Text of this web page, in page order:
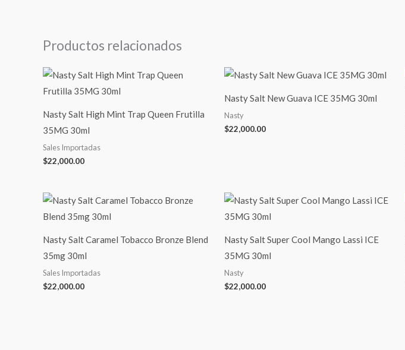
Productos relacionados
Nasty Salt High Mint Trap Queen Frutilla
35MG 30ml
Sales Importadas
$22,000.00
Nasty Salt New Guava ICE 35MG 30ml
Nasty
$22,000.00
Nasty Salt Caramel Tobacco Bronze Blend
35mg 30ml
Sales Importadas
$22,000.00
Nasty Salt Super Cool Mango Lassi ICE
35MG 30ml
Nasty
$22,000.00